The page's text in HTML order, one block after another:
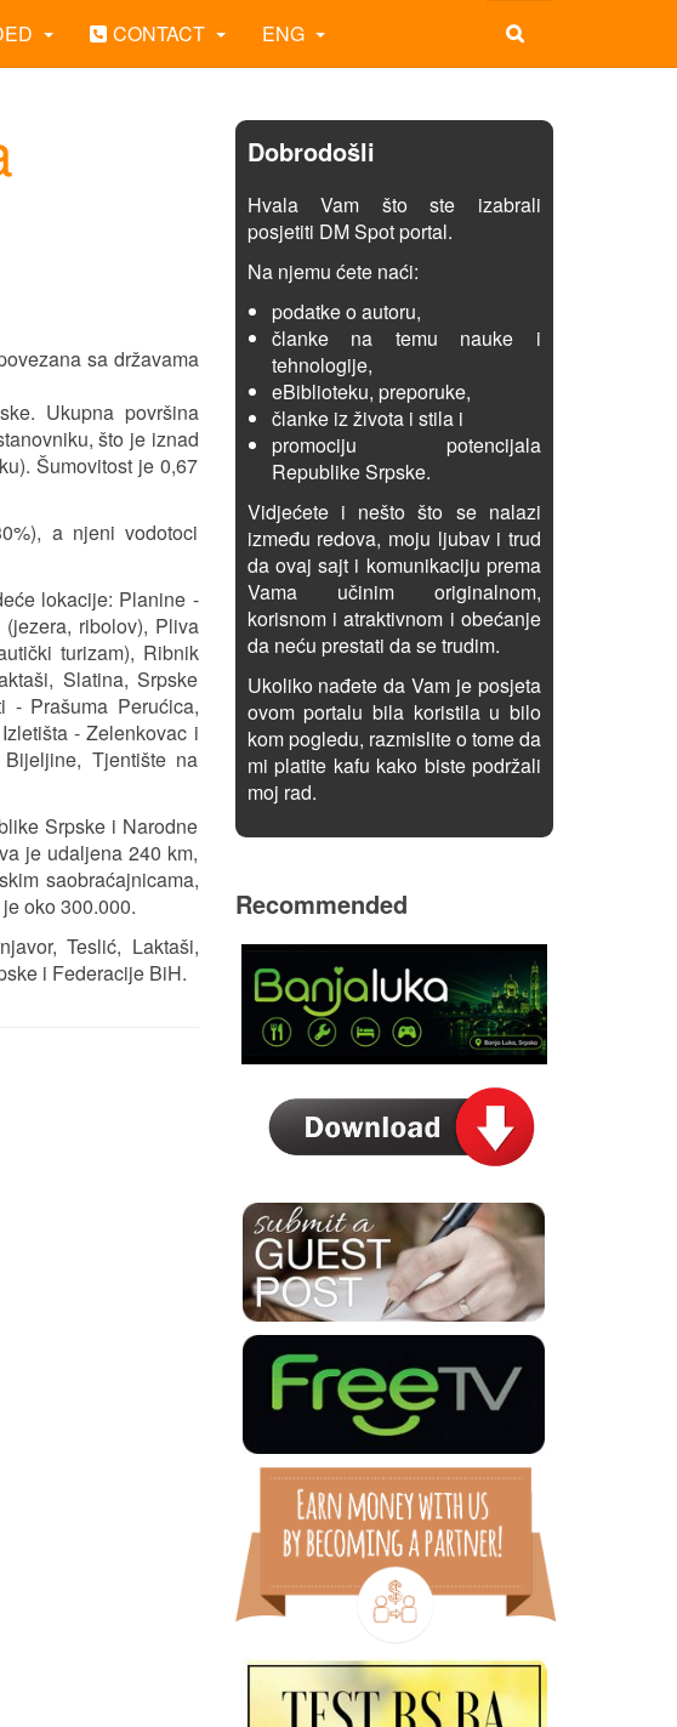
CONTACT ENG
sa državama
Ukupna površina
što je iznad
Šumovitost je 0,67
a njeni vodotoci
lokacije: Planine -
ribolov), Pliva
turizam), Ribnik
Slatina, Srpske
- Prašuma Perućica,
- Zelenkovac i
Tjentište na
Srpske i Narodne
je udaljena 240 km,
saobraćajnicama,
oko 300.000.
Teslić, Laktaši,
i Federacije BiH.
Dobrodošli
Hvala Vam što ste izabrali
posjetiti DM Spot portal.
Na njemu ćete naći:
podatke o autoru,
članke na temu nauke i
tehnologije,
eBiblioteku, preporuke,
članke iz života i stila i
promociju potencijala
Republike Srpske.
Vidjećete i nešto što se nalazi
između redova, moju ljubav i trud
da ovaj sajt i komunikaciju prema
Vama učinim originalnom,
korisnom i atraktivnom i obećanje
da neću prestati da se trudim.
Ukoliko nađete da Vam je posjeta
ovom portalu bila koristila u bilo
kom pogledu, razmislite o tome da
mi platite kafu kako biste podržali
moj rad.
Recommended